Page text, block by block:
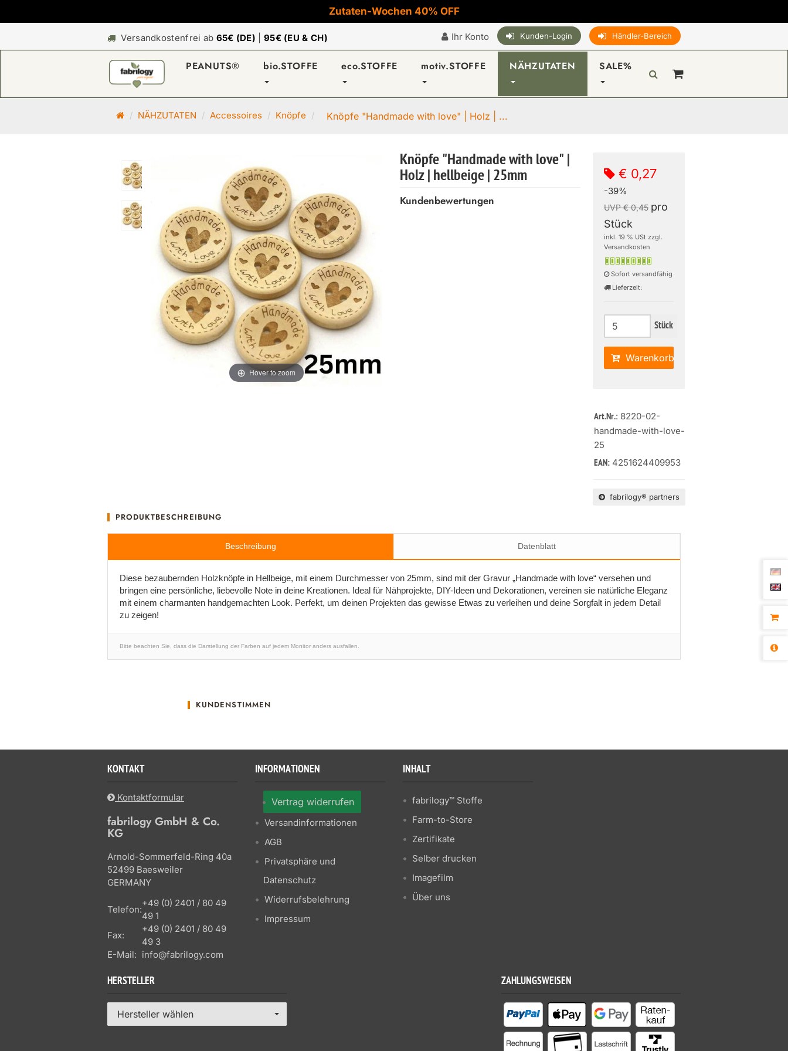
Zutaten-Wochen 40% OFF
Versandkostenfrei ab 65€ (DE) 95€ (EU & CH) Ihr Konto Kunden-Login Händler-Bereich
PEANUTS® bio.STOFFE eco.STOFFE motiv.STOFFE NÄHZUTATEN SALE%
S
t
s
i
t
NÄHZUTATEN Accessoires Knöpfe Knöpfe "Handmade with love" | Holz | ...
Hover to zoom
Knöpfe "Handmade with love" |
Holz | hellbeige | 25mm
Kundenbewertungen
€ 0,27
-39%
UVP € 0,45 pro
Stück
inkl. 19 % USt zzgl.
Versandkosten
Sofort versandfähig
Lieferzeit:
Stück
Warenkorb
Art.Nr.: 8220-02-
handmade-with-love-
25
EAN: 4251624409953
fabrilogy® partners
PRODUKTBESCHREIBUNG
Beschreibung Datenblatt
Diese bezaubernden Holzknöpfe in Hellbeige, mit einem Durchmesser von 25mm, sind mit der Gravur „Handmade with love“ versehen und
bringen eine persönliche, liebevolle Note in deine Kreationen. Ideal für Nähprojekte, DIY-Ideen und Dekorationen, vereinen sie natürliche Eleganz
mit einem charmanten handgemachten Look. Perfekt, um deinen Projekten das gewisse Etwas zu verleihen und deine Sorgfalt in jedem Detail
zu zeigen!
Bitte beachten Sie, dass die Darstellung der Farben auf jedem Monitor anders ausfallen.
KUNDENSTIMMEN
KONTAKT
Kontaktformular
fabrilogy GmbH & Co.
KG
Arnold-Sommerfeld-Ring 40a
52499 Baesweiler
GERMANY
Telefon:
+49 (0) 2401 / 80 49
49 1
Fax:
+49 (0) 2401 / 80 49
49 3
E-Mail: info@fabrilogy.com
INFORMATIONEN
Vertrag widerrufen
Versandinformationen
AGB
Privatsphäre und
Datenschutz
Widerrufsbelehrung
Impressum
INHALT
fabrilogy™ Stoffe
Farm-to-Store
Zertifikate
Selber drucken
Imagefilm
Über uns
HERSTELLER
Hersteller wählen
ZAHLUNGSWEISEN